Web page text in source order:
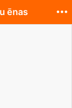
ēnas